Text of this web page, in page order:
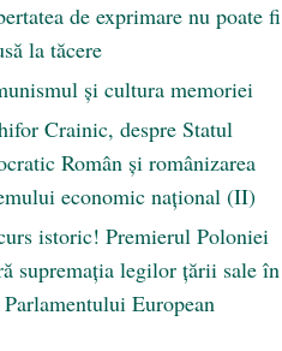
de exprimare nu poate fi
la tăcere
şi cultura memoriei
Crainic, despre Statul
Român şi românizarea
economic naţional (II)
istoric! Premierul Poloniei
supremația legilor țării sale în
European